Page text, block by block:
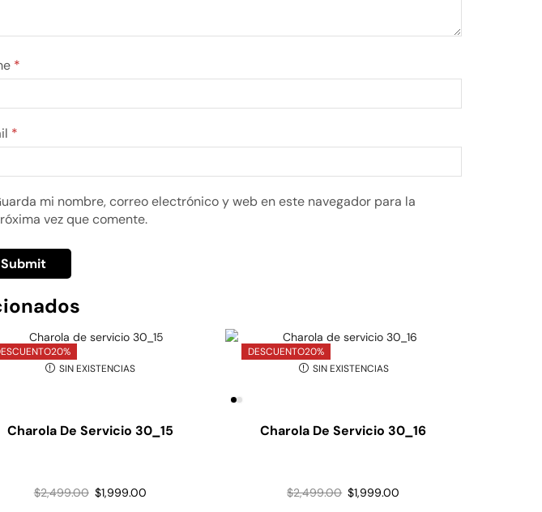
*
*
mi nombre, correo electrónico y web en este navegador para la
vez que comente.
20%
SIN EXISTENCIAS
Charola De Servicio 30_15
$2,499.00 $1,999.00
DESCUENTO20%
SIN EXISTENCIAS
Charola De Servicio 30_16
$2,499.00 $1,999.00